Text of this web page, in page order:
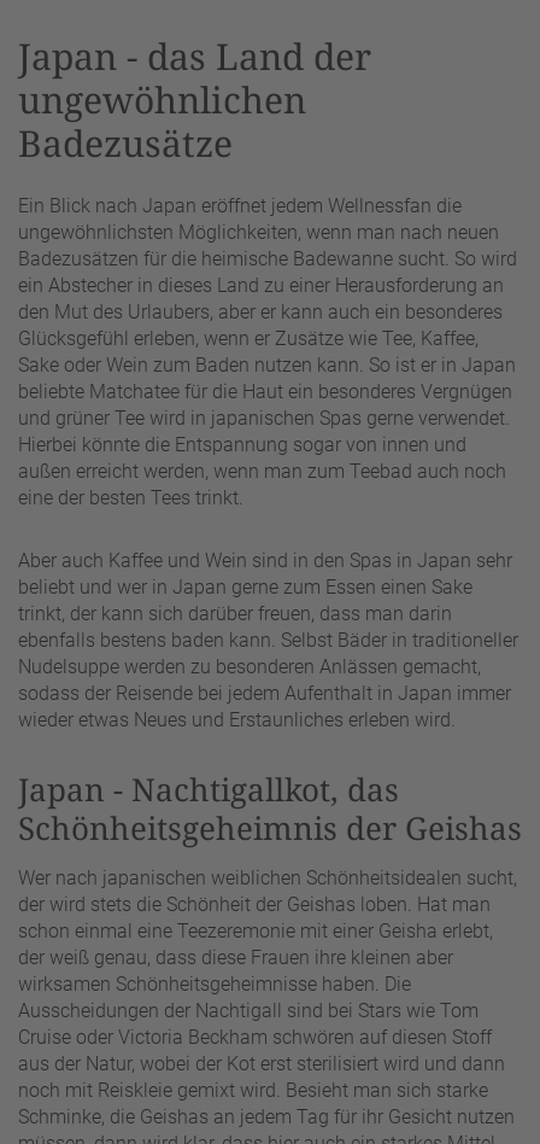
Japan - das Land der
ungewöhnlichen
Badezusätze
Ein Blick nach Japan eröffnet jedem Wellnessfan die
ungewöhnlichsten Möglichkeiten, wenn man nach neuen
Badezusätzen für die heimische Badewanne sucht. So wird
ein Abstecher in dieses Land zu einer Herausforderung an
den Mut des Urlaubers, aber er kann auch ein besonderes
Glücksgefühl erleben, wenn er Zusätze wie Tee, Kaffee,
Sake oder Wein zum Baden nutzen kann. So ist er in Japan
beliebte Matchatee für die Haut ein besonderes Vergnügen
und grüner Tee wird in japanischen Spas gerne verwendet.
Hierbei könnte die Entspannung sogar von innen und
außen erreicht werden, wenn man zum Teebad auch noch
eine der besten Tees trinkt.
Aber auch Kaffee und Wein sind in den Spas in Japan sehr
beliebt und wer in Japan gerne zum Essen einen Sake
trinkt, der kann sich darüber freuen, dass man darin
ebenfalls bestens baden kann. Selbst Bäder in traditioneller
Nudelsuppe werden zu besonderen Anlässen gemacht,
sodass der Reisende bei jedem Aufenthalt in Japan immer
wieder etwas Neues und Erstaunliches erleben wird.
Japan - Nachtigallkot, das
Schönheitsgeheimnis der Geishas
Wer nach japanischen weiblichen Schönheitsidealen sucht,
der wird stets die Schönheit der Geishas loben. Hat man
schon einmal eine Teezeremonie mit einer Geisha erlebt,
der weiß genau, dass diese Frauen ihre kleinen aber
wirksamen Schönheitsgeheimnisse haben. Die
Ausscheidungen der Nachtigall sind bei Stars wie Tom
Cruise oder Victoria Beckham schwören auf diesen Stoff
aus der Natur, wobei der Kot erst sterilisiert wird und dann
noch mit Reiskleie gemixt wird. Besieht man sich starke
Schminke, die Geishas an jedem Tag für ihr Gesicht nutzen